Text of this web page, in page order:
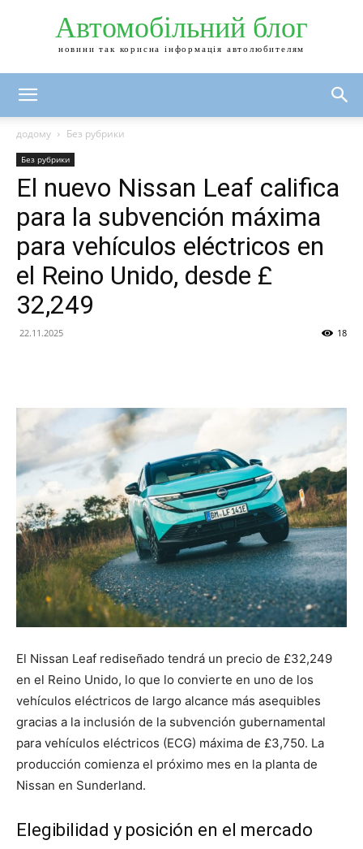
Автомобільний блог
новини так корисна інформація автолюбителям
додому Без рубрики
Без рубрики
El nuevo Nissan Leaf califica
para la subvención máxima
para vehículos eléctricos en
el Reino Unido, desde £
32,249
22.11.2025 18
El Nissan Leaf rediseñado tendrá un precio de £32,249
en el Reino Unido, lo que lo convierte en uno de los
vehículos eléctricos de largo alcance más asequibles
gracias a la inclusión de la subvención gubernamental
para vehículos eléctricos (ECG) máxima de £3,750. La
producción comienza el próximo mes en la planta de
Nissan en Sunderland.
Elegibilidad y posición en el mercado